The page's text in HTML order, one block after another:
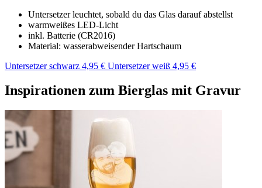
Untersetzer leuchtet, sobald du das Glas darauf abstellst
warmweißes LED-Licht
inkl. Batterie (CR2016)
Material: wasserabweisender Hartschaum
Untersetzer schwarz 4,95 € Untersetzer weiß 4,95 €
Inspirationen zum Bierglas mit Gravur